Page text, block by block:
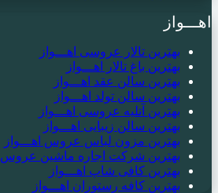
اهـــواز
بهترین تالار عروسی اهـــواز
بهترین باغ تالار اهـــواز
بهترین سالن عقد اهـــواز
بهترین سالن تولد اهـــواز
بهترین آتلیه عروسی اهـــواز
بهترین سالن زیبایی اهـــواز
بهترین مزون لباس عروس اهـــواز
بهترین شرکت اجاره ماشین عروس
بهترین کافی شاپ اهـــواز
بهترین کافه رستوران اهـــواز